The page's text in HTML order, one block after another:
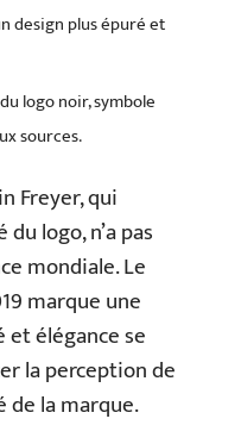
design plus épuré et
logo noir, symbole
sources.
Freyer, qui
logo, n’a pas
mondiale. Le
marque une
élégance se
la perception de
la marque.